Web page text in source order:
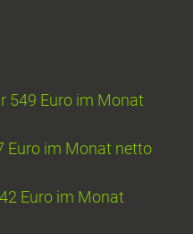
549 Euro im Monat
Euro im Monat netto
Euro im Monat